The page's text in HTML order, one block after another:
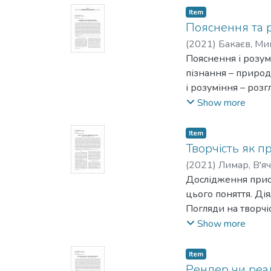
Item
Пояснення та
(2021) Бакаєв,
Пояснення і
пізнання –
і розуміння –
на
специфіку
науках. У першій
загалом.
Гемпелем) та
співвідносяться
функціонує
розуміння за
поняттям, хоча
також
Show more
Item
Творчість як
(2021) Лимар,
Дослідження
цього поняття.
Погляди на
та
творчість –
або, відповідно,
Show more
Item